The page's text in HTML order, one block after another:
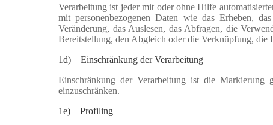
Verarbeitung ist jeder mit oder ohne Hilfe
mit personenbezogenen Daten wie das Erheben,
Veränderung, das Auslesen, das Abfragen, die
Bereitstellung, den Abgleich oder die Verknüpfung, die
1d) Einschränkung der Verarbeitung
Einschränkung der Verarbeitung ist die Markierung
einzuschränken.
1e) Profiling